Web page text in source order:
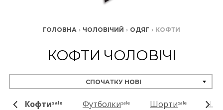
ГОЛОВНА › ЧОЛОВІЧИЙ › ОДЯГ › КОФТИ
КОФТИ ЧОЛОВІЧІ
Кофтиsale Футболкиsale Шортиsale